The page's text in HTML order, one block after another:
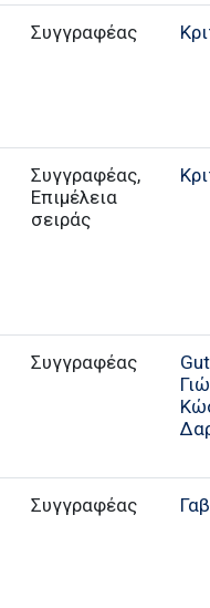
Συγγραφέας
Συγγραφέας,
Επιμέλεια
σειράς
Συγγραφέας
Συγγραφέας